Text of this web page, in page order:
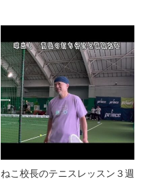
ねこ校長のテニスレッスン３週